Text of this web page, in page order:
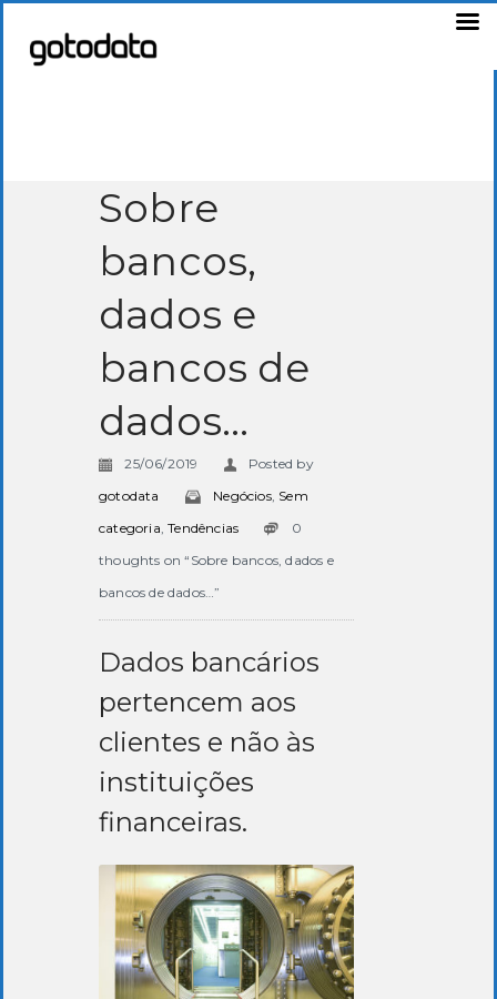
Sobre
bancos,
dados e
bancos de
dados…
25/06/2019
Posted by
gotodata
Negócios, Sem
categoria,Tendências
0
thoughts on “Sobre bancos, dados e
bancos de dados…”
Dados bancários
pertencem aos
clientes e não às
instituições
financeiras.